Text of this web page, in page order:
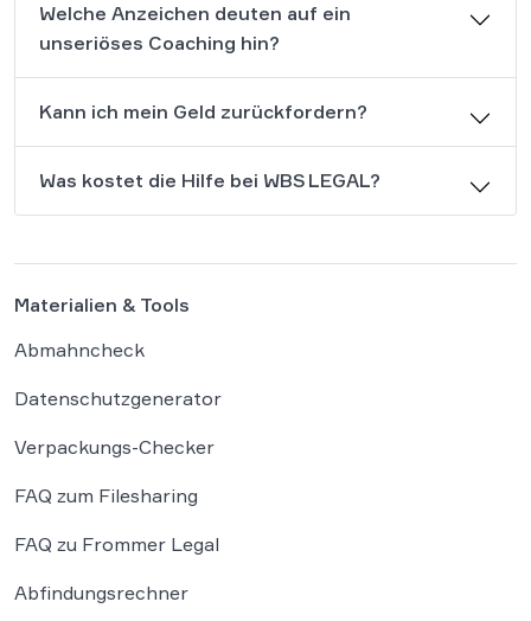
Welche Anzeichen deuten auf ein
unseriöses Coaching hin?
Kann ich mein Geld zurückfordern?
Was kostet die Hilfe bei WBS LEGAL?
Materialien & Tools
Abmahncheck
Datenschutzgenerator
Verpackungs-Checker
FAQ zum Filesharing
FAQ zu Frommer Legal
Abfindungsrechner